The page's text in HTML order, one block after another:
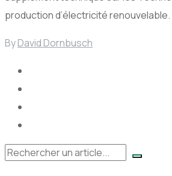
production d’électricité renouvelable.
ByDavid Dornbusch
Rechercher